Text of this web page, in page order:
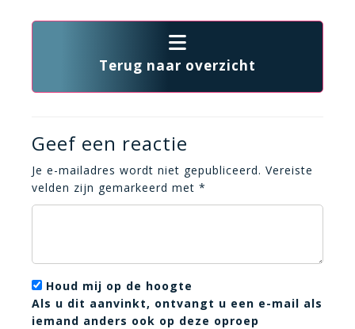
Terug naar overzicht
Geef een reactie
Je e-mailadres wordt niet gepubliceerd. Vereiste
velden zijn gemarkeerd met *
Houd mij op de hoogte
Als u dit aanvinkt, ontvangt u een e-mail als
iemand anders ook op deze oproep